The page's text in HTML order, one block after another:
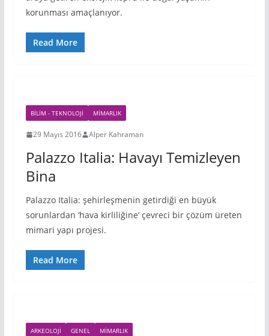
korunması amaçlanıyor.
Read More
BILIM - TEKNOLOJI MIMARLIK
29 Mayıs 2016 Alper Kahraman
Palazzo Italia: Havayı Temizleyen
Bina
Palazzo Italia: şehirleşmenin getirdiği en büyük
sorunlardan ‘hava kirliliğine’ çevreci bir çözüm üreten
mimari yapı projesi.
Read More
ARKEOLOJI GENEL MIMARLIK